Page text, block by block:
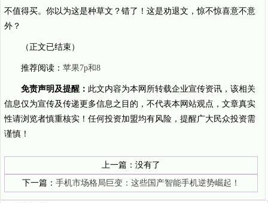
不值得买。你以为这是种草文？错了！这是劝退文，惊不惊喜意不意
外？
（正文已结束）
推荐阅读： 苹果7p和8
免责声明及提醒： 此文内容为本网所转载企业宣传资讯，该相关
信息仅为宣传及传递更多信息之目的，不代表本网站观点，文章真实
性请浏览者慎重核实！任何投资加盟均有风险，提醒广大民众投资需
谨慎！
上一篇：没有了
下一篇： 手机市场格局巨变：这些国产智能手机逆势崛起！